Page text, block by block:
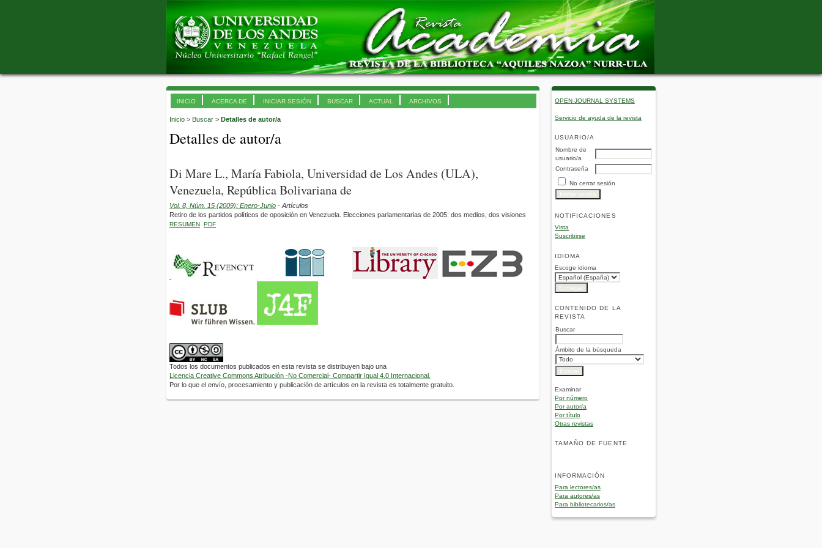
OPEN JOURNAL SYSTEMS
Servicio de ayuda de la revista
USUARIO/A
Nombre de
usuario/a
Contraseña
No cerrar sesión
NOTIFICACIONES
Vista
Suscribirse
IDIOMA
Escoge idioma
CONTENIDO DE LA
REVISTA
Buscar
Ámbito de la búsqueda
Examinar
Por número
Por autor/a
Por título
Otras revistas
TAMAÑO DE FUENTE
INFORMACIÓN
Para lectores/as
Para autores/as
Para bibliotecarios/as
INICIO ACERCA DE INICIAR SESIÓN BUSCAR ACTUAL ARCHIVOS
Inicio > Buscar > Detalles de autor/a
Detalles de autor/a
Di Mare L., María Fabiola, Universidad de Los Andes (ULA),
Venezuela, República Bolivariana de
Vol. 8, Núm. 15 (2009): Enero-Junio - Artículos
Retiro de los partidos políticos de oposición en Venezuela. Elecciones parlamentarias de 2005: dos medios, dos visiones
RESUMEN PDF
Todos los documentos publicados en esta revista se distribuyen bajo una
Licencia Creative Commons Atribución -No Comercial- Compartir Igual 4.0 Internacional.
Por lo que el envío, procesamiento y publicación de artículos en la revista es totalmente gratuito.